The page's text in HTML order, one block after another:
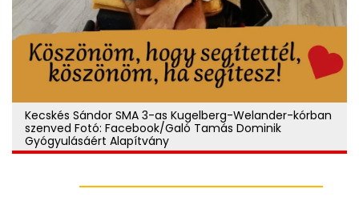
Kecskés Sándor SMA 3-as Kugelberg-Welander-kórban
szenved Fotó: Facebook/Galó Tamás Dominik
Gyógyulásáért Alapítvány